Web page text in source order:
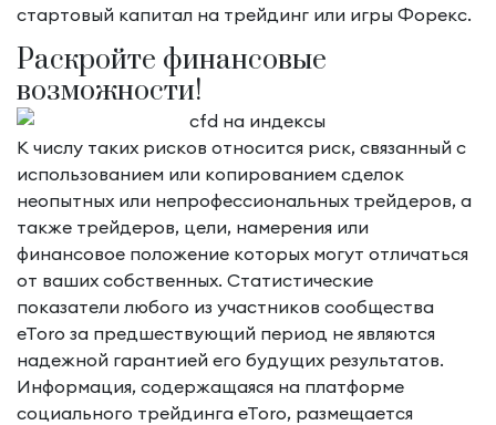
стартовый капитал на трейдинг или игры Форекс.
Раскройте финансовые
возможности!
К числу таких рисков относится риск, связанный с
использованием или копированием сделок
неопытных или непрофессиональных трейдеров, а
также трейдеров, цели, намерения или
финансовое положение которых могут отличаться
от ваших собственных. Статистические
показатели любого из участников сообщества
eToro за предшествующий период не являются
надежной гарантией его будущих результатов.
Информация, содержащаяся на платформе
социального трейдинга eToro, размещается